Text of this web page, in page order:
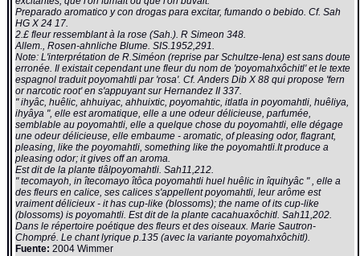
Preparado aromatico y con drogas para excitar, fumando o bebido. Cf. Sah
HG X 24 17.
2.£ fleur ressemblant à la rose (Sah.). R Simeon 348.
Allem., Rosen-ahnliche Blume. SIS.1952,291.
Note: L'interprétation de R.Siméon (reprise par Schultze-Iena) est sans doute
erronée. Il existait cependant une fleur du nom de 'poyomahxôchitl' et le texte
espagnol traduit poyomahtli par 'rosa'. Cf. Anders Dib X 88 qui propose 'fern
or narcotic root' en s'appuyant sur Hernandez II 337.
" ihyâc, huêlic, ahhuiyac, ahhuixtic, poyomahtic, itlatla in poyomahtli, huêliya,
ihyâya ", elle est aromatique, elle a une odeur délicieuse, parfumée,
semblable au poyomahtli, elle a quelque chose du poyomahtli, elle dégage
une odeur délicieuse, elle embaume - aromatic, of pleasing odor, flagrant,
pleasing, like the poyomahtli, something like the poyomahtli.It produce a
pleasing odor; it gives off an aroma.
Est dit de la plante tlâlpoyomahtli. Sah11,212.
" tecomayoh, in îtecomayo îtôca poyomahtli huel huêlic in îquihyâc " , elle a
des fleurs en calice, ses calices s'appellent poyomahtli, leur arôme est
vraiment délicieux - it has cup-like (blossoms); the name of its cup-like
(blossoms) is poyomahtli. Est dit de la plante cacahuaxôchitl. Sah11,202.
Dans le répertoire poétique des fleurs et des oiseaux. Marie Sautron-
Chompré. Le chant lyrique p.135 (avec la variante poyomahxôchitl).
Fuente: 2004 Wimmer